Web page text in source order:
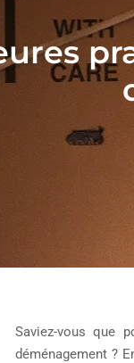
Saviez-vous que
déménagement ?